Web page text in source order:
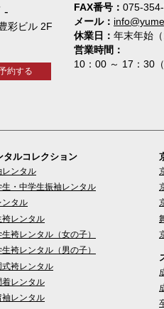
FAX番号
075-
メール
休業日
年末年始（
営業時間
10：00 ～ 17：30
彩ビル 2F
約する
タルコレクション
レンタル
生・中学生振袖レンタル
ンタル
袴レンタル
袴レンタル（女の子）
袴レンタル（男の子）
式袴レンタル
着レンタル
袖レンタル